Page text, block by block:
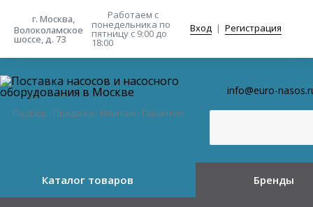
г. Москва,
Волоколамское
шоссе, д. 73
Работаем с
понедельника по
пятницу с 9:00 до
18:00
Вход | Регистрация
Подбор · Продажа · Монтаж · Гарантия
info@euro-
Каталог товаров Бренды